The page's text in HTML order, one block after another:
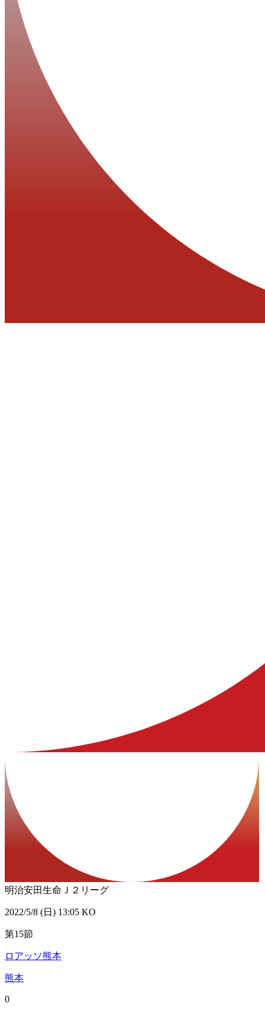
明治安田生命Ｊ２リーグ
2022/5/8 (日) 13:05 KO
第15節
ロアッソ熊本
熊本
0